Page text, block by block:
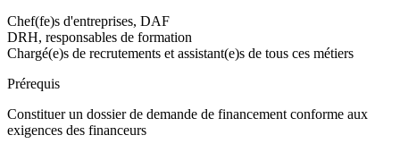
Chef(fe)s d'entreprises, DAF
DRH, responsables de formation
Chargé(e)s de recrutements et assistant(e)s de tous ces métiers
Prérequis
Constituer un dossier de demande de financement conforme aux
exigences des financeurs